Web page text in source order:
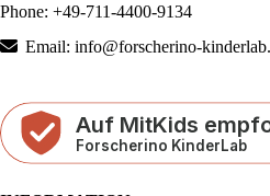
Phone: +49-711-4400-9134
Email: info@forscherino-